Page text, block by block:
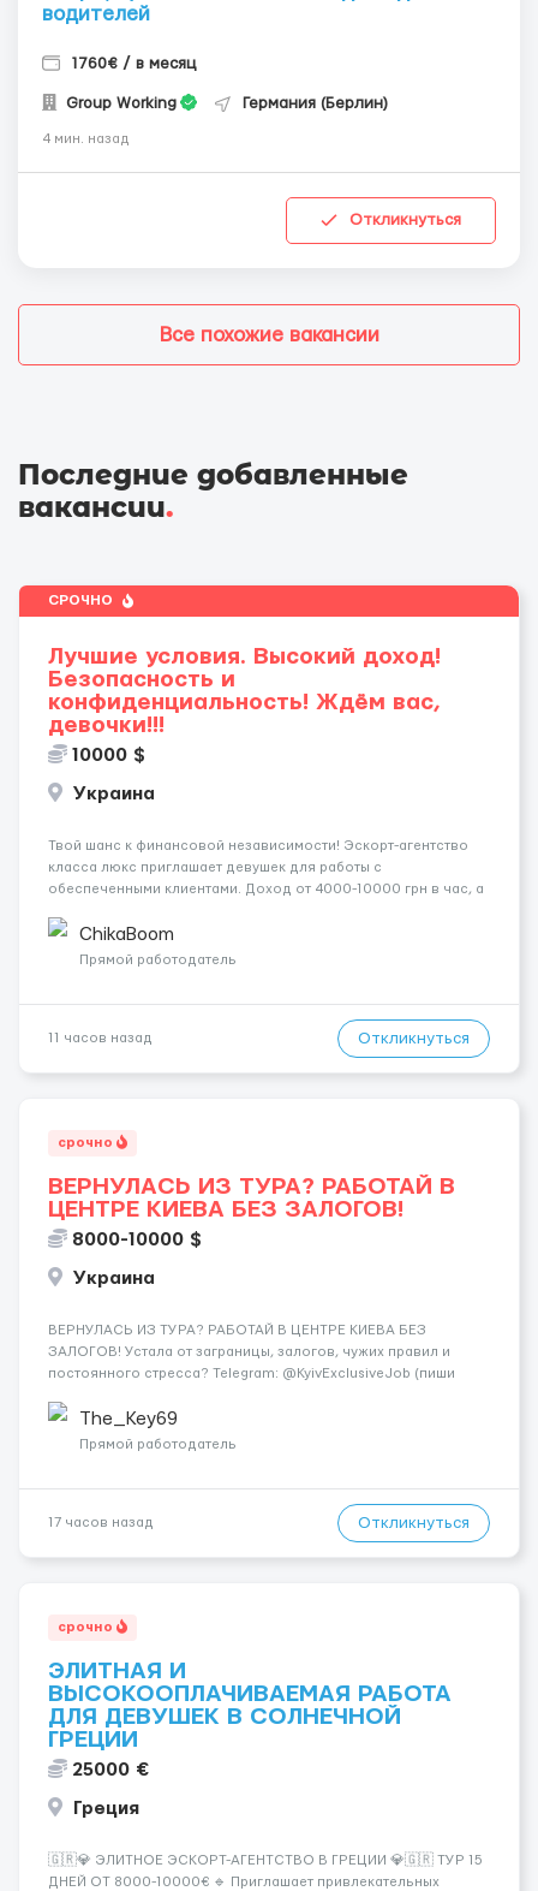
водителей
1760€ / в месяц
Group Working Германия (Берлин)
4 мин. назад
Откликнуться
Все похожие вакансии
Последние добавленные
вакансии.
СРОЧНО
Лучшие условия. Высокий доход!
Безопасность и
конфиденциальность! Ждём вас,
девочки!!!
10000 $
Украина
Твой шанс к финансовой независимости! Эскорт-агентство
класса люкс приглашает девушек для работы с
обеспеченными клиентами. Доход от 4000-10000 грн в час, а
всегда остаются у тебя. Предоставляем хорошие
Апартаменты , безопасность и ...
ChikaBoom
Прямой работодатель
11 часов назад Откликнуться
срочно
ВЕРНУЛАСЬ ИЗ ТУРА? РАБОТАЙ В
ЦЕНТРЕ КИЕВА БЕЗ ЗАЛОГОВ!
8000-10000 $
Украина
ВЕРНУЛАСЬ ИЗ ТУРА? РАБОТАЙ В ЦЕНТРЕ КИЕВА БЕЗ
ЗАЛОГОВ! Устала от заграницы, залогов, чужих правил и
постоянного стресса? Telegram: @KyivExclusiveJob (пиши
самом центре Киева Можно работать в эскорте или в
эротическом массаже (н...
The_Key69
Прямой работодатель
17 часов назад Откликнуться
срочно
ЭЛИТНАЯ И
ВЫСОКООПЛАЧИВАЕМАЯ РАБОТА
ДЛЯ ДЕВУШЕК В СОЛНЕЧНОЙ
ГРЕЦИИ
25000 €
Греция
🇬🇷💎 ЭЛИТНОЕ ЭСКОРТ-АГЕНТСТВО В ГРЕЦИИ 💎🇬🇷 ТУР 15
ДНЕЙ ОТ 8000-10000€ 🔹 Приглашает привлекательных